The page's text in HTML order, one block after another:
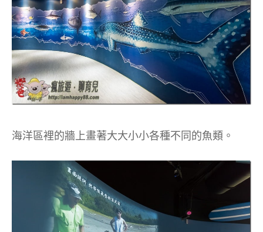
海洋區裡的牆上畫著大大小小各種不同的魚類。